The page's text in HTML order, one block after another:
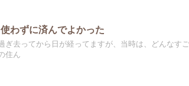
わずに済んでよかった
ぎ去ってから日が経ってますが、当時は、どんなす
住ん